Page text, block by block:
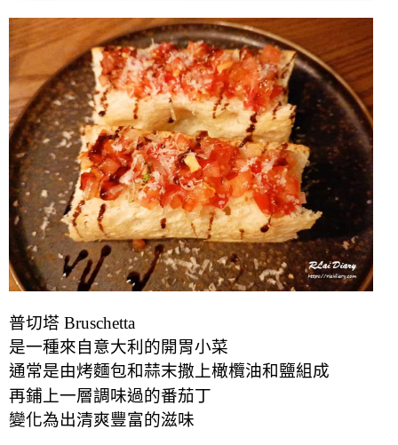
普切塔 Bruschetta
是一種來自意大利的開胃小菜
通常是由烤麵包和蒜末撒上橄欖油和鹽組成
再鋪上一層調味過的番茄丁
變化為出清爽豐富的滋味